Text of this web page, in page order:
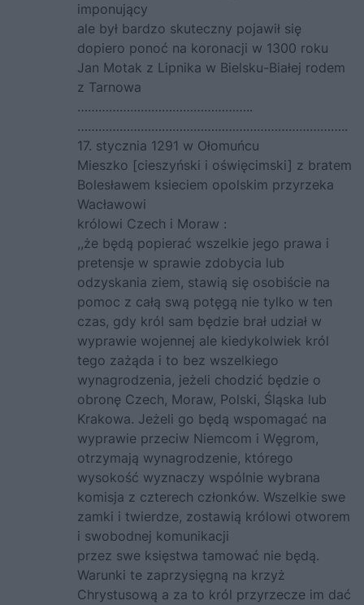
imponujący
ale był bardzo skuteczny pojawił się
dopiero ponoć na koronacji w 1300 roku
Jan Motak z Lipnika w Bielsku-Białej rodem
z Tarnowa
…………………………………………..
…………………………………………………………………..
17. stycznia 1291 w Ołomuńcu
Mieszko [cieszyński i oświęcimski] z bratem
Bolesławem ksieciem opolskim przyrzeka
Wacławowi
królowi Czech i Moraw :
,,że będą popierać wszelkie jego prawa i
pretensje w sprawie zdobycia lub
odzyskania ziem, stawią się osobiście na
pomoc z całą swą potęgą nie tylko w ten
czas, gdy król sam będzie brał udział w
wyprawie wojennej ale kiedykolwiek król
tego zażąda i to bez wszelkiego
wynagrodzenia, jeżeli chodzić będzie o
obronę Czech, Moraw, Polski, Śląska lub
Krakowa. Jeżeli go będą wspomagać na
wyprawie przeciw Niemcom i Węgrom,
otrzymają wynagrodzenie, którego
wysokość wyznaczy wspólnie wybrana
komisja z czterech członków. Wszelkie swe
zamki i twierdze, zostawią królowi otworem
i swobodnej komunikacji
przez swe księstwa tamować nie będą.
Warunki te zaprzysięgną na krzyż
Chrystusową a za to król przyrzecze im dać